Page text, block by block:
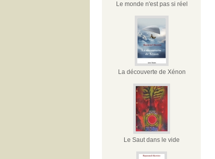
Le monde n'est pas si réel
La découverte de Xénon
Le Saut dans le vide